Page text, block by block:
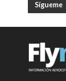
Sígueme